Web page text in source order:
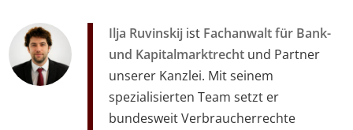
Ilja Ruvinskij ist Fachanwalt für Bank-
und Kapitalmarktrecht und Partner
unserer Kanzlei. Mit seinem
spezialisierten Team setzt er
bundesweit Verbraucherrechte